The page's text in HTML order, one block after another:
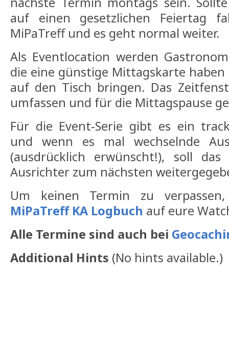
auf einen gesetzlichen Feiertag
MiPaTreff und es geht normal weiter.
Als Eventlocation werden
die eine günstige Mittagskarte haben
auf den Tisch bringen. Das
umfassen und für die Mittagspause
Für die Event-Serie gibt es ein
und wenn es mal wechselnde
(ausdrücklich erwünscht!), soll
Ausrichter zum nächsten
Um keinen Termin zu
MiPaTreff KA Logbuch auf eure
Alle Termine sind auch bei
Additional Hints (No hints available.)